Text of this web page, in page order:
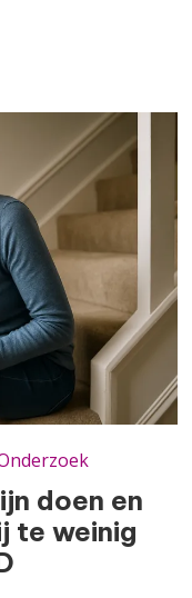
D
doen en
te weinig